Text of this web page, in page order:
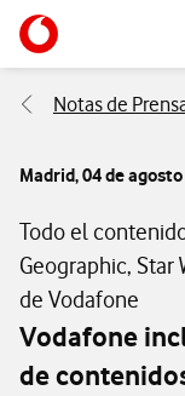
Ir a la pagina principal
Notas de
Madrid,04 de agosto
Todo el
Geographic, Star
de Vodafone
Vodafone
de